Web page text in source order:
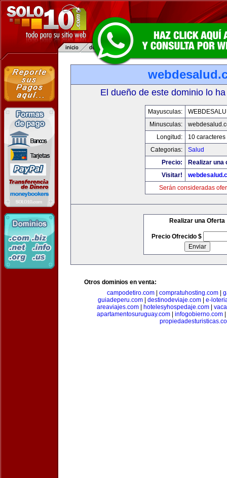
El dueño de este dominio lo
Mayusculas:
Minusculas:
Longitud:
10 caracteres
Categorias:
Salud
Precio:
Realizar una
Visitar!
Serán consideradas
Realizar una Oferta
Precio Ofrecido $
Otros dominios en venta:
campodetiro.com
compratuhosting.com
guiadeperu.com
destinodeviaje.com
e-
areaviajes.com
hotelesyhospedaje.com
apartamentosuruguay.com
infogobierno.com